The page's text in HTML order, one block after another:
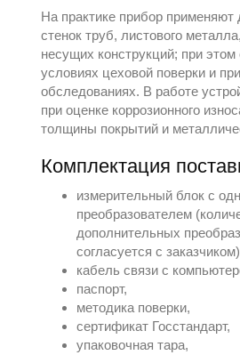
На практике прибор применяют
стенок труб, листового
несущих конструкций; при этом
условиях цеховой поверки и
обследованиях. В работе
при оценке коррозионного
толщины покрытий и
Комплектация
измерительный блок с
преобразователем
дополнительных
согласуется с
кабель связи с
паспорт,
методика поверки,
сертификат Госстандарт,
упаковочная тара,